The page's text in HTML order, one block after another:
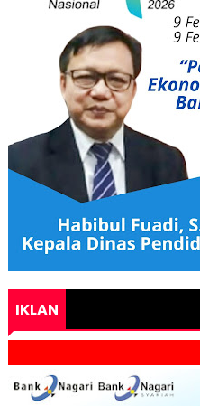
IKLAN